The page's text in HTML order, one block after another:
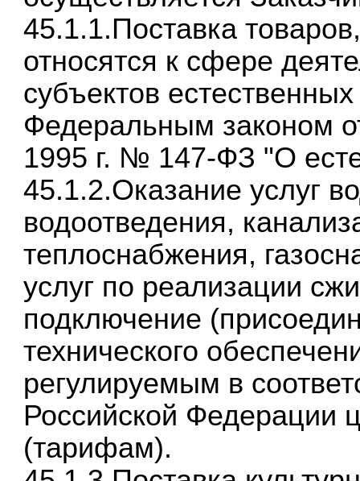
45.1.1.Поставка
относятся к сфере
субъектов
Федеральным законом
1995 г. № 147-ФЗ "О
45.1.2.Оказание услуг
водоотведения,
теплоснабжения,
услуг по реализации
подключение
технического
регулируемым в
Российской Федерации
(тарифам).